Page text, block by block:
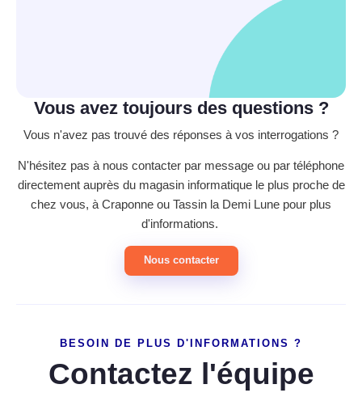
Vous avez toujours des questions ?
Vous n'avez pas trouvé des réponses à vos interrogations ?
N'hésitez pas à nous contacter par message ou par téléphone
directement auprès du magasin informatique le plus proche de
chez vous, à Craponne ou Tassin la Demi Lune pour plus
d'informations.
Nous contacter
BESOIN DE PLUS D'INFORMATIONS ?
Contactez l'équipe